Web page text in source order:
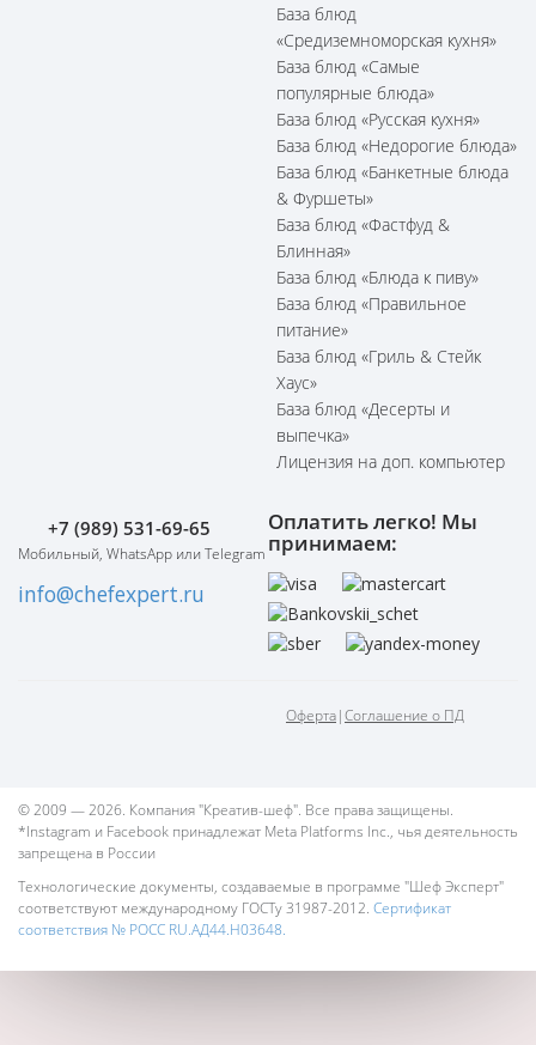
База блюд
«Средиземноморская кухня»
База блюд «Самые
популярные блюда»
База блюд «Русская кухня»
База блюд «Недорогие блюда»
База блюд «Банкетные блюда
& Фуршеты»
База блюд «Фастфуд &
Блинная»
База блюд «Блюда к пиву»
База блюд «Правильное
питание»
База блюд «Гриль & Стейк
Хаус»
База блюд «Десерты и
выпечка»
Лицензия на доп. компьютер
+7 (989) 531-69-65
Мобильный, WhatsApp или Telegram
info@chefexpert.ru
Оплатить легко! Мы
принимаем:
Оферта|Соглашение о ПД
© 2009 — 2026. Компания "Креатив-шеф". Все права защищены.
*Instagram и Facebook принадлежат Meta Platforms Inc., чья деятельность
запрещена в России
Технологические документы, создаваемые в программе "Шеф Эксперт"
соответствуют международному ГОСТу 31987-2012. Сертификат
соответствия № РОСС RU.АД44.Н03648.